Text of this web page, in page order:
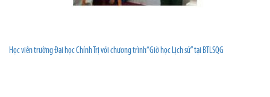
Học viên trường Đại học Chính Trị với chương trình“Giờ học Lịch sử” tại BTLSQG